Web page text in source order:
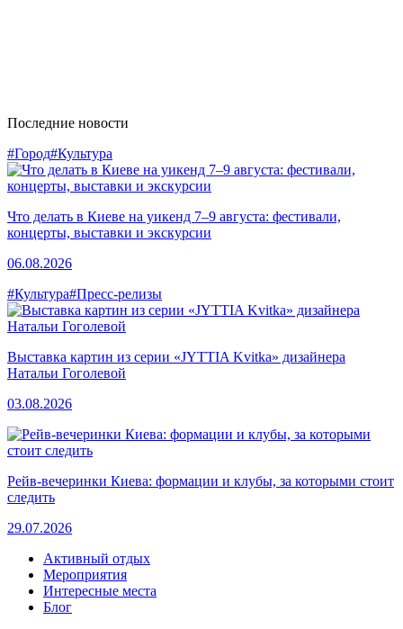
Последние новости
#Город#Культура
Что делать в Киеве на уикенд 7–9 августа: фестивали,
концерты, выставки и экскурсии
06.08.2026
#Культура#Пресс-релизы
Выставка картин из серии «JYTTIA Kvitka» дизайнера
Натальи Гоголевой
03.08.2026
Рейв-вечеринки Киева: формации и клубы, за которыми стоит
следить
29.07.2026
Активный отдых
Мероприятия
Интересные места
Блог